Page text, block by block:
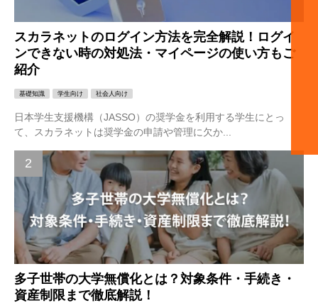
スカラネットのログイン方法を完全解説！ログイ
ンできない時の対処法・マイページの使い方もご
紹介
基礎知識 学生向け 社会人向け
日本学生支援機構（JASSO）の奨学金を利用する学生にとっ
て、スカラネットは奨学金の申請や管理に欠か...
多子世帯の大学無償化とは？対象条件・手続き・
資産制限まで徹底解説！